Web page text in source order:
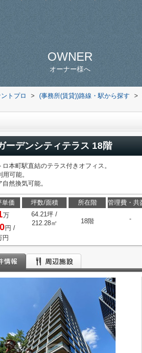
OWNER
オーナー様へ
トプロ > (事務所(賃貸))路線・駅から探す >
ーデンシティテラス 18階
ロ本町駅直結のテラス付きオフィス。
可能。
然換気可能。
単価
万
円 /
円
坪数/面積
64.21坪 /
212.28㎡
所在階
18階
管理費・共
-